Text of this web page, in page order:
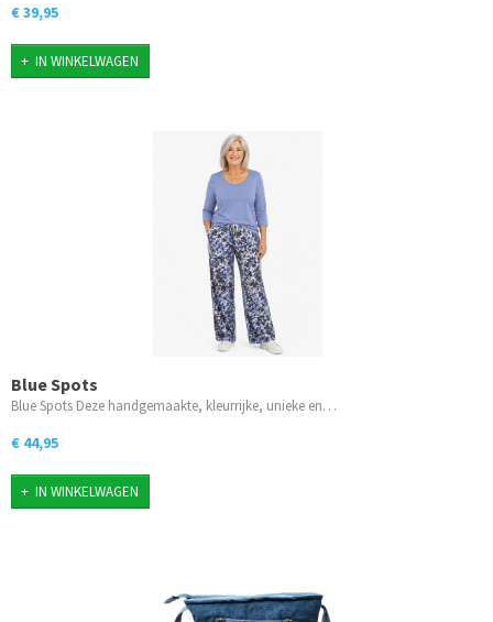
€ 39,95
IN WINKELWAGEN
Blue Spots
Blue Spots Deze handgemaakte, kleurrijke, unieke en…
€ 44,95
IN WINKELWAGEN